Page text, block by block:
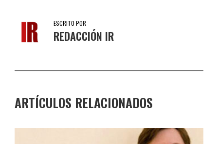
ESCRITO POR
REDACCIÓN IR
ARTÍCULOS RELACIONADOS